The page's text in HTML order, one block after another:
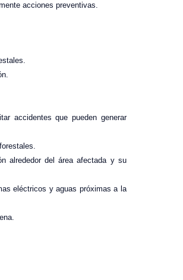
acciones preventivas.
accidentes que pueden generar
alrededor del área afectada y su
eléctricos y aguas próximas a la